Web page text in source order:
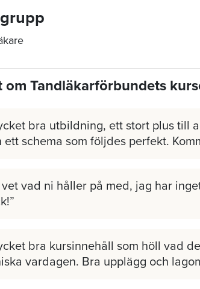
om Tandläkarförbundets
bra utbildning, ett stort plus till
ett schema som följdes perfekt.
vad ni håller på med, jag har
bra kursinnehåll som höll vad
vardagen. Bra upplägg och